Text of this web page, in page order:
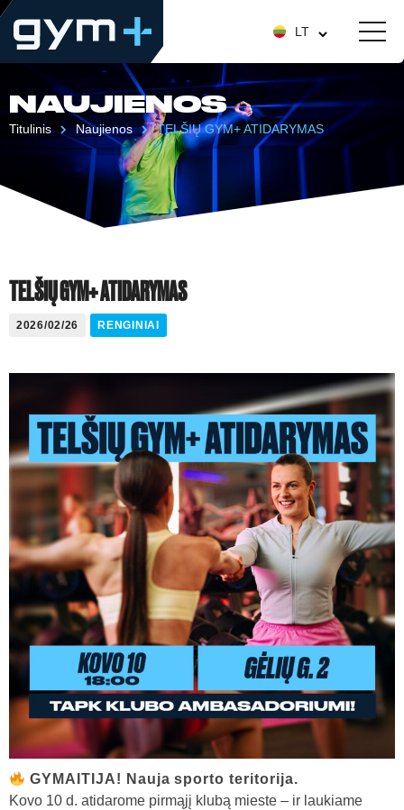
LT
NAUJIENOS
Titulinis Naujienos TELŠIŲ GYM+ ATIDARYMAS
TELŠIŲ GYM+ ATIDARYMAS
2026/02/26 RENGINIAI
GYMAITIJA! Nauja sporto teritorija.
Kovo 10 d. atidarome pirmąjį klubą mieste – ir laukiame